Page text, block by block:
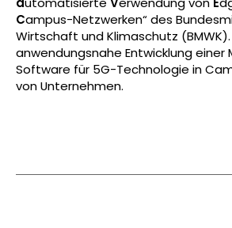
Campus-Netzwerken“ des
Wirtschaft und Klimaschutz
anwendungsnahe Entwicklung
Software für 5G-Technologie in
von Unternehmen.